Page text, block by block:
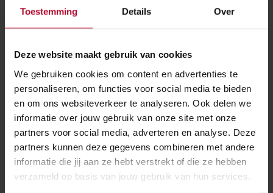
Toestemming Details Over
Deze website maakt gebruik van cookies
We gebruiken cookies om content en advertenties te
personaliseren, om functies voor social media te bieden
en om ons websiteverkeer te analyseren. Ook delen we
informatie over jouw gebruik van onze site met onze
partners voor social media, adverteren en analyse. Deze
partners kunnen deze gegevens combineren met andere
informatie die jij aan ze hebt verstrekt of die ze hebben
verzameld op basis van jouw gebruik van hun services.
maanden. In de loop van 2022 wordt het project
Kijk ook even bij
Emmen Zuid